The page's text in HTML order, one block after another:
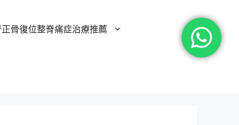
骨復位整脊痛症治療推薦